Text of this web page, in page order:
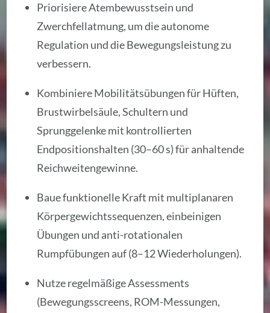
Priorisiere Atembewusstsein und
Zwerchfellatmung, um die autonome
Regulation und die Bewegungsleistung zu
verbessern.
Kombiniere Mobilitätsübungen für Hüften,
Brustwirbelsäule, Schultern und
Sprunggelenke mit kontrollierten
Endpositionshalten (30–60 s) für anhaltende
Reichweitengewinne.
Baue funktionelle Kraft mit multiplanaren
Körpergewichtssequenzen, einbeinigen
Übungen und anti-rotationalen
Rumpfübungen auf (8–12 Wiederholungen).
Nutze regelmäßige Assessments
(Bewegungsscreens, ROM-Messungen,